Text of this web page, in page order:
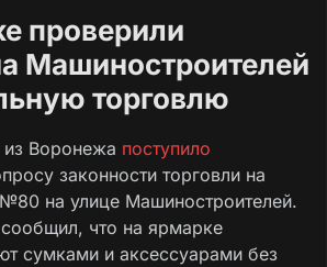
проверили
Машиностроителей
торговлю
Воронежа поступило
законности торговли на
на улице Машиностроителей.
что на ярмарке
сумками и аксессуарами без